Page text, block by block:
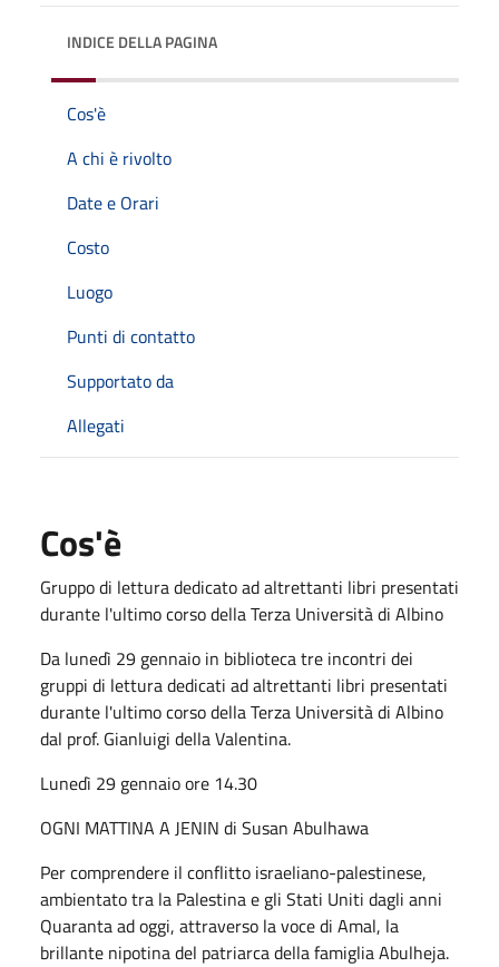
INDICE DELLA PAGINA
Cos'è
A chi è rivolto
Date e Orari
Costo
Luogo
Punti di contatto
Supportato da
Allegati
Cos'è
Gruppo di lettura dedicato ad altrettanti libri presentati
durante l'ultimo corso della Terza Università di Albino
Da lunedì 29 gennaio in biblioteca tre incontri dei
gruppi di lettura dedicati ad altrettanti libri presentati
durante l'ultimo corso della Terza Università di Albino
dal prof. Gianluigi della Valentina.
Lunedì 29 gennaio ore 14.30
OGNI MATTINA A JENIN di Susan Abulhawa
Per comprendere il conflitto israeliano-palestinese,
ambientato tra la Palestina e gli Stati Uniti dagli anni
Quaranta ad oggi, attraverso la voce di Amal, la
brillante nipotina del patriarca della famiglia Abulheja.